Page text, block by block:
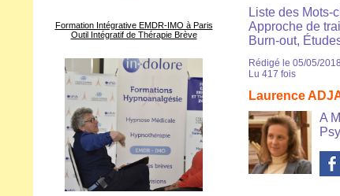
Formation Intégrative EMDR-IMO à Paris
Outil Intégratif de Thérapie Brève
Liste des Mots-
Approche de
Burn-out,
Rédigé le 05/05/
Lu 417 fois
Laurence
A